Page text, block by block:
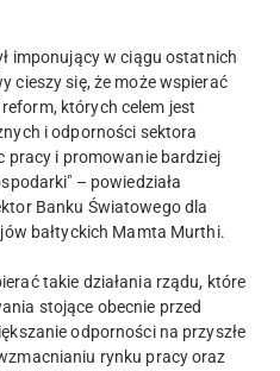
imponujący w ciągu ostatnich
cieszy się, że może wspierać
których celem jest
i odporności sektora
pracy i promowanie bardziej
– powiedziała
Banku Światowego dla
bałtyckich Mamta Murthi.
takie działania rządu, które
stojące obecnie przed
odporności na przyszłe
rynku pracy oraz